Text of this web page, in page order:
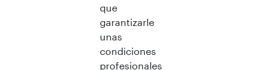
que
garantizarle
unas
condiciones
profesionales